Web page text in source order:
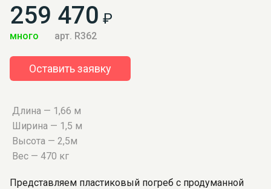
259 470 ₽
много арт. R362
Оставить заявку
Длина — 1,66 м
Ширина — 1,5 м
Высота — 2,5м
Вес — 470 кг
Представляем пластиковый погреб с продуманной